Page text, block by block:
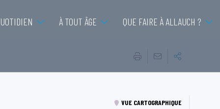
À TOUT ÂGE QUE FAIRE À ALLAUCH ?
VUE CARTOGRAPHIQUE